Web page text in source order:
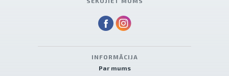
INFORMĀCIJA
Par mums